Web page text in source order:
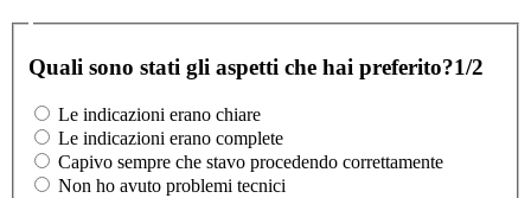
Quali sono stati gli aspetti che hai preferito?1/2
Le indicazioni erano chiare
Le indicazioni erano complete
Capivo sempre che stavo procedendo correttamente
Non ho avuto problemi tecnici